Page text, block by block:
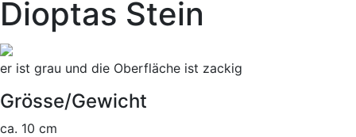
Dioptas Stein
er ist grau und die Oberfläche ist zackig
Grösse/Gewicht
ca. 10 cm